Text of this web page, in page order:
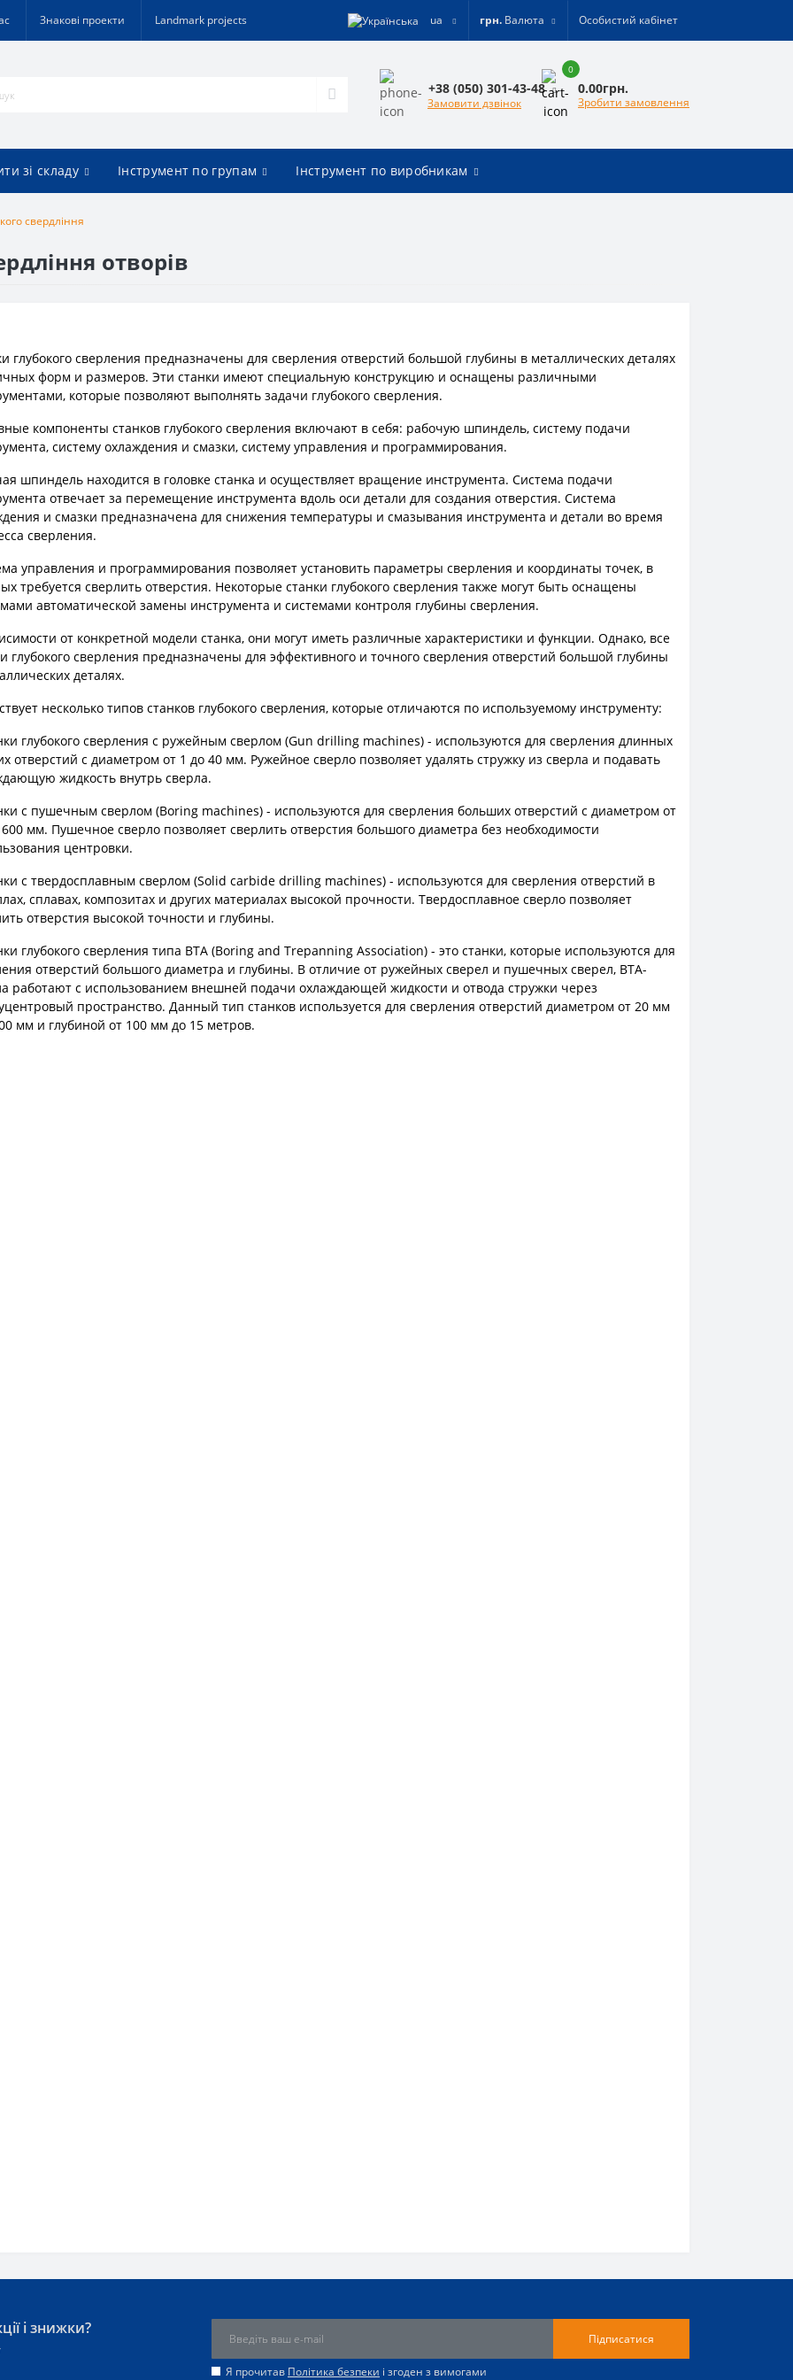
Знакові проекти Landmark projects ua грн. Валюта Особистий кабінет
+38 (050) 301-43-48
Замовити дзвінок
0
0.00грн.
Зробити замовлення
зі складу Інструмент по групам Інструмент по виробникам
свердління
отворів
глубокого сверления предназначены для сверления отверстий большой глубины в металлических деталях
форм и размеров. Эти станки имеют специальную конструкцию и оснащены различными
которые позволяют выполнять задачи глубокого сверления.
компоненты станков глубокого сверления включают в себя: рабочую шпиндель, систему подачи
систему охлаждения и смазки, систему управления и программирования.
шпиндель находится в головке станка и осуществляет вращение инструмента. Система подачи
отвечает за перемещение инструмента вдоль оси детали для создания отверстия. Система
и смазки предназначена для снижения температуры и смазывания инструмента и детали во время
сверления.
управления и программирования позволяет установить параметры сверления и координаты точек, в
требуется сверлить отверстия. Некоторые станки глубокого сверления также могут быть оснащены
автоматической замены инструмента и системами контроля глубины сверления.
от конкретной модели станка, они могут иметь различные характеристики и функции. Однако, все
глубокого сверления предназначены для эффективного и точного сверления отверстий большой глубины
деталях.
несколько типов станков глубокого сверления, которые отличаются по используемому инструменту:
глубокого сверления с ружейным сверлом (Gun drilling machines) - используются для сверления длинных
отверстий с диаметром от 1 до 40 мм. Ружейное сверло позволяет удалять стружку из сверла и подавать
жидкость внутрь сверла.
с пушечным сверлом (Boring machines) - используются для сверления больших отверстий с диаметром от
мм. Пушечное сверло позволяет сверлить отверстия большого диаметра без необходимости
центровки.
с твердосплавным сверлом (Solid carbide drilling machines) - используются для сверления отверстий в
сплавах, композитах и других материалах высокой прочности. Твердосплавное сверло позволяет
отверстия высокой точности и глубины.
глубокого сверления типа BTA (Boring and Trepanning Association) - это станки, которые используются для
отверстий большого диаметра и глубины. В отличие от ружейных сверел и пушечных сверел, BTA-
работают с использованием внешней подачи охлаждающей жидкости и отвода стружки через
пространство. Данный тип станков используется для сверления отверстий диаметром от 20 мм
мм и глубиной от 100 мм до 15 метров.
і знижки?
Підписатися
Я прочитав Політика безпеки і згоден з вимогами